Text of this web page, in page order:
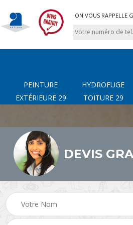
ON VOUS RAPPELLE
PEINTURE
EXTÉRIEURE 29
HYDROFUGE
TOITURE 29
Nettoyage de terrasse
DEVIS